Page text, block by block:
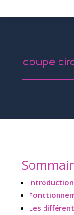
coupe
Introduction
Les